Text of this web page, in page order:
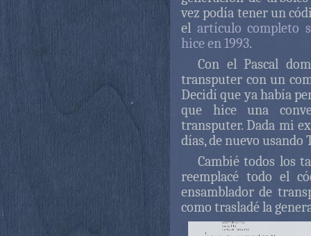
vez podía tener un
el artículo completo
hice en 1993.
Con el Pascal
transputer con un
Decidí que ya había
que hice una
transputer. Dada mi
días, de nuevo usando
Cambié todos los
reemplacé todo el
ensamblador de
como trasladé la